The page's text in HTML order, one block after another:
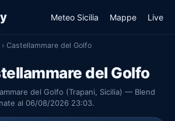
Meteo Sicilia Mappe Live
› Castellammare del Golfo
del Golfo
del Golfo (Trapani, Sicilia) — Blend
al 06/08/2026 23:03.